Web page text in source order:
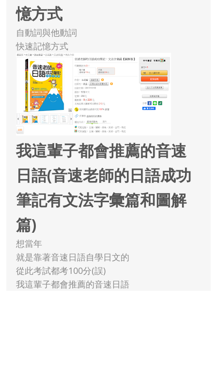
憶方式
自動詞與他動詞
快速記憶方式
我這輩子都會推薦的音速
日語(音速老師的日語成功
筆記有文法字彙篇和圖解
篇)
想當年
就是靠著音速日語自學日文的
從此考試都考100分(誤)
我這輩子都會推薦的音速日語